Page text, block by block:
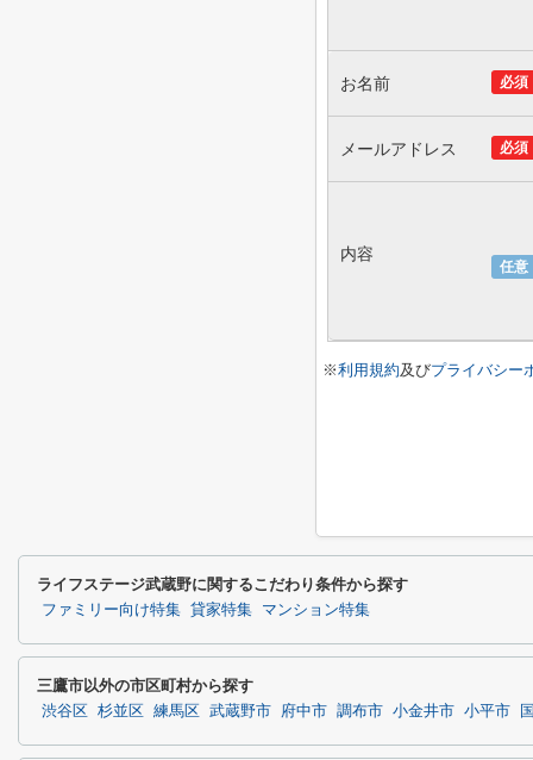
必須
お名前
必須
メールアドレス
任意
内容
※利用規約及びプライバシー
ライフステージ武蔵野に関するこだわり条件から探す
ファミリー向け特集 貸家特集 マンション特集
三鷹市以外の市区町村から探す
渋谷区 杉並区 練馬区 武蔵野市 府中市 調布市 小金井市 小平市